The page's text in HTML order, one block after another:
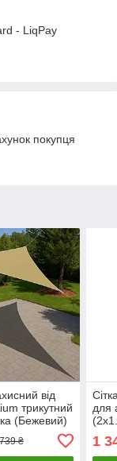
- LiqPay
покупця
від
трикутний
(Бежевий)
₴
для
1